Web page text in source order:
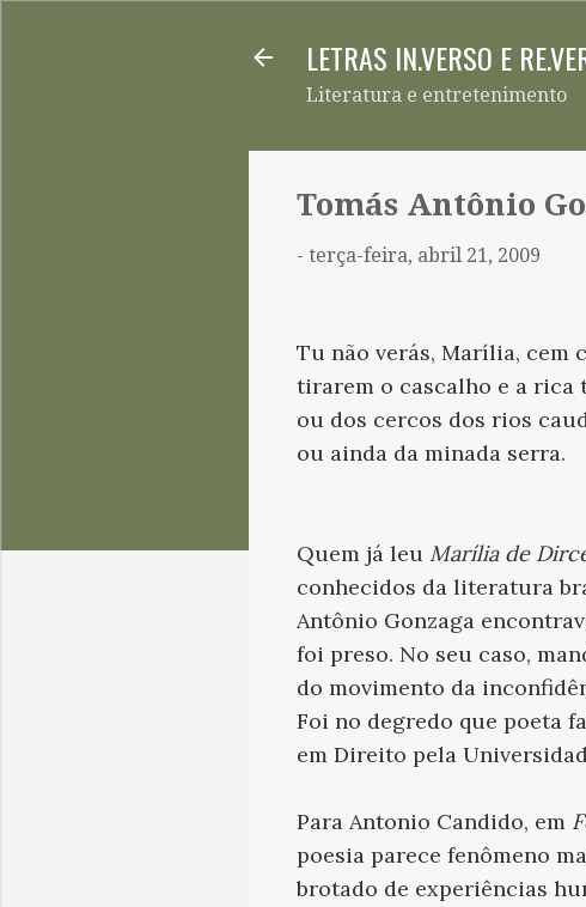
LETRAS IN.VERSO E
Literatura e entretenimento
Tomás Antônio
- terça-feira, abril 21, 2009
Tu não verás, Marília, cem
tirarem o cascalho e a rica
ou dos cercos dos rios
ou ainda da minada serra.
Quem já leu Marília de
conhecidos da literatura
Antônio Gonzaga
foi preso. No seu caso,
do movimento da
Foi no degredo que poeta
em Direito pela
Para Antonio Candido, em
poesia parece fenômeno
brotado de experiências